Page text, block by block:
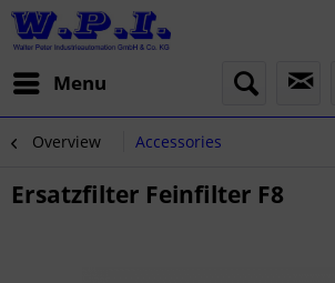
Menu
Overview Accessories
Ersatzfilter Feinfilter F8